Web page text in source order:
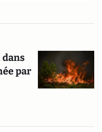
dans
par